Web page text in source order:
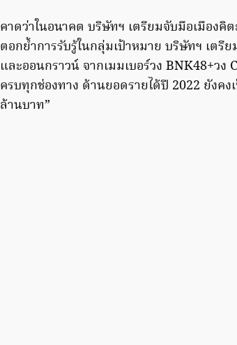
คาดว่าในอนาคต บริษัทฯ เตรียมจับมือเมือง
ตอกย้ำการรับรู้ในกลุ่มเป้าหมาย บริษัทฯ เตรี
และออนกราวน์ จากเมมเบอร์วง BNK48+วง
ครบทุกช่องทาง ด้านยอดรายได้ปี 2022 ยังค
ล้านบาท”